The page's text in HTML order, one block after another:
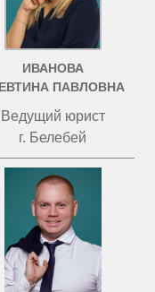
ИВАНОВА
ПАВЛОВНА
Ведущий юрист
г. Белебей